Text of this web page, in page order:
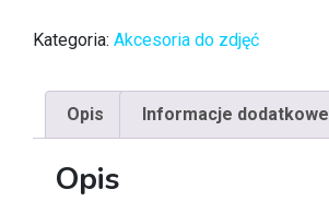
Kategoria: Akcesoria do zdjęć
Opis Informacje dodatkowe
Opis